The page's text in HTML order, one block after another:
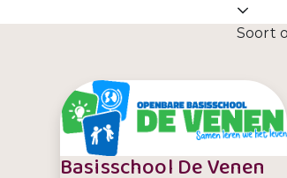
Soort
Basisschool De Venen